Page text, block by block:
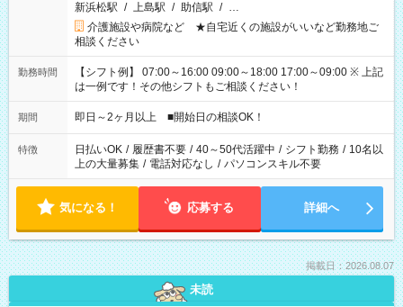
新浜松駅 / 上島駅 / 助信駅 / …
介護施設や病院など ★自宅近くの施設がいいなど勤務地ご
相談ください
勤務時間
【シフト例】 07:00～16:00 09:00～18:00 17:00～09:00 ※ 上記
は一例です！その他シフトもご相談ください！
期間 即日～2ヶ月以上 ■開始日の相談OK！
特徴 日払いOK / 履歴書不要 / 40～50代活躍中 / シフト勤務 / 10名以
上の大量募集 / 電話対応なし / パソコンスキル不要
気になる！ 応募する 詳細へ
掲載日：2026.08.07
未読